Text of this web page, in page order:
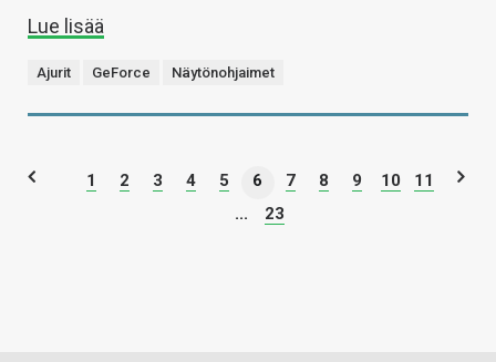
Lue lisää
Ajurit GeForce Näytönohjaimet
1 2 3 4 5 6 7 8 9 10
11
...
23